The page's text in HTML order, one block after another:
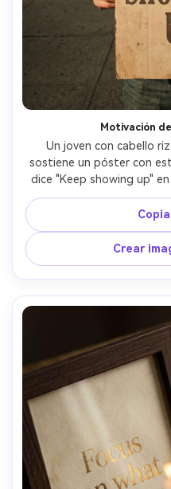
Motivación
Un joven con cabello
sostiene un póster con
dice "Keep showing up"
con grano y textura de
en una acera junto a una
la tarde, Leica M11,
ambiente nostálgico y
realista, gradación de
Crear
Crea